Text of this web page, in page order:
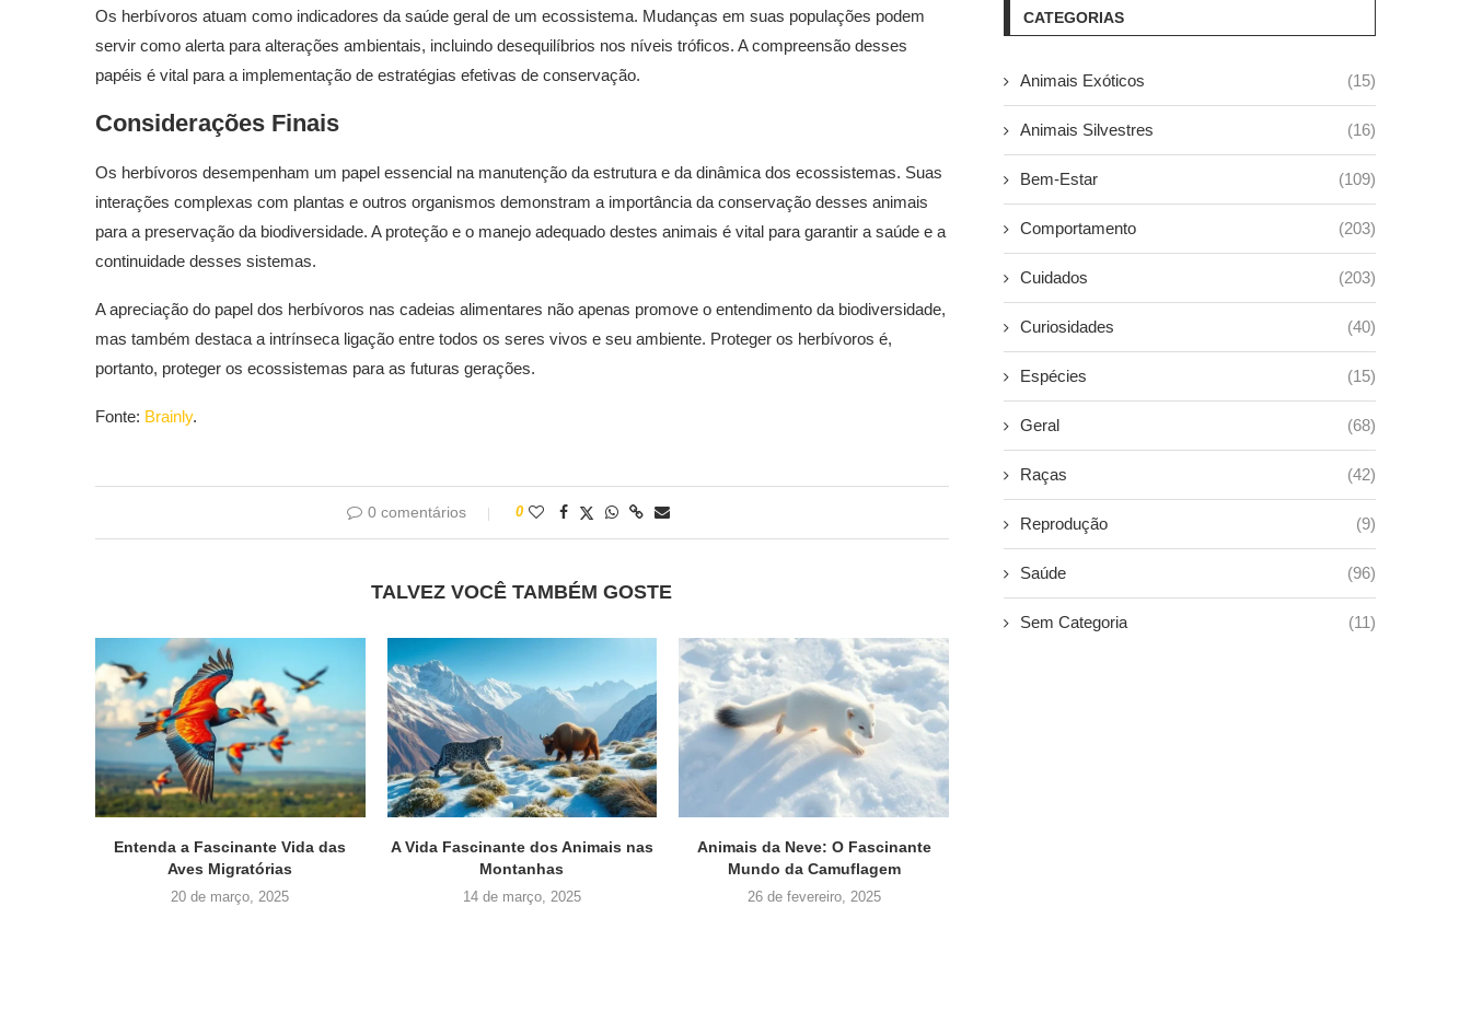
Os herbívoros atuam como indicadores da saúde geral de um ecossistema. Mudanças em suas populações podem
servir como alerta para alterações ambientais, incluindo desequilíbrios nos níveis tróficos. A compreensão desses
papéis é vital para a implementação de estratégias efetivas de conservação.
Considerações Finais
Os herbívoros desempenham um papel essencial na manutenção da estrutura e da dinâmica dos ecossistemas. Suas
interações complexas com plantas e outros organismos demonstram a importância da conservação desses animais
para a preservação da biodiversidade. A proteção e o manejo adequado destes animais é vital para garantir a saúde e a
continuidade desses sistemas.
A apreciação do papel dos herbívoros nas cadeias alimentares não apenas promove o entendimento da biodiversidade,
mas também destaca a intrínseca ligação entre todos os seres vivos e seu ambiente. Proteger os herbívoros é,
portanto, proteger os ecossistemas para as futuras gerações.
Fonte: Brainly.
0 comentários 0
TALVEZ VOCÊ TAMBÉM GOSTE
Entenda a Fascinante Vida das
Aves Migratórias
20 de março, 2025
A Vida Fascinante dos Animais nas
Montanhas
14 de março, 2025
Animais da Neve: O Fascinante
Mundo da Camuflagem
26 de fevereiro, 2025
CATEGORIAS
Animais Exóticos (15)
Animais Silvestres (16)
Bem-Estar (109)
Comportamento (203)
Cuidados (203)
Curiosidades (40)
Espécies (15)
Geral (68)
Raças (42)
Reprodução (9)
Saúde (96)
Sem Categoria (11)